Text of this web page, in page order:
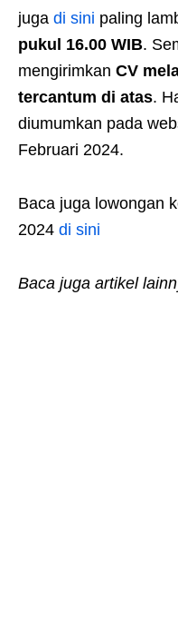
juga di sini paling
pukul 16.00 WIB.
mengirimkan CV
tercantum di atas.
diumumkan pada
Februari 2024.
Baca juga lowongan
2024 di sini
Baca juga artikel